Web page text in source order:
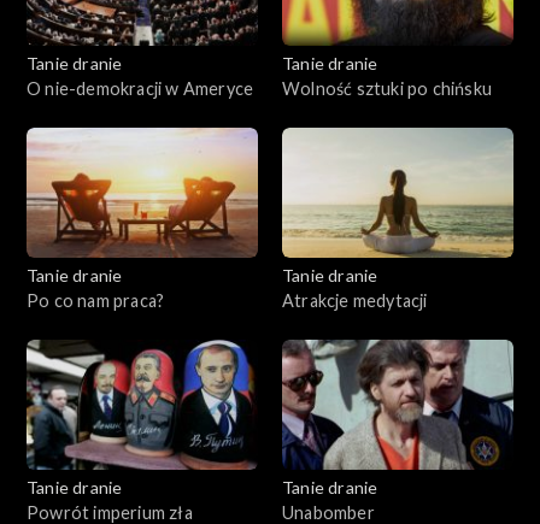
Tanie dranie
O nie-demokracji w Ameryce
Tanie dranie
Wolność sztuki po chińsku
Tanie dranie
Po co nam praca?
Tanie dranie
Atrakcje medytacji
Tanie dranie
Powrót imperium zła
Tanie dranie
Unabomber